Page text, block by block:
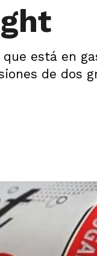
está en
de dos